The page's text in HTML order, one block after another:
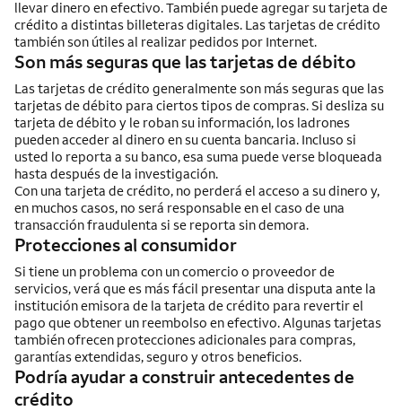
llevar dinero en efectivo. También puede agregar su tarjeta de
crédito a distintas billeteras digitales. Las tarjetas de crédito
también son útiles al realizar pedidos por Internet.
Son más seguras que las tarjetas de débito
Las tarjetas de crédito generalmente son más seguras que las
tarjetas de débito para ciertos tipos de compras. Si desliza su
tarjeta de débito y le roban su información, los ladrones
pueden acceder al dinero en su cuenta bancaria. Incluso si
usted lo reporta a su banco, esa suma puede verse bloqueada
hasta después de la investigación.
Con una tarjeta de crédito, no perderá el acceso a su dinero y,
en muchos casos, no será responsable en el caso de una
transacción fraudulenta si se reporta sin demora.
Protecciones al consumidor
Si tiene un problema con un comercio o proveedor de
servicios, verá que es más fácil presentar una disputa ante la
institución emisora de la tarjeta de crédito para revertir el
pago que obtener un reembolso en efectivo. Algunas tarjetas
también ofrecen protecciones adicionales para compras,
garantías extendidas, seguro y otros beneficios.
Podría ayudar a construir antecedentes de
crédito